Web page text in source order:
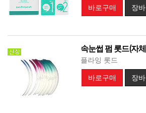
바로구매
장
속눈썹 펌 롯드(자
플라잉 롯드
바로구매
장